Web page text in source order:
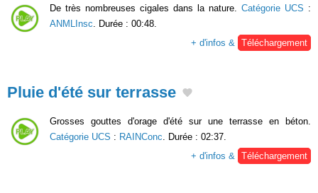
De très nombreuses cigales dans la nature. Catégorie UCS :
ANMLInsc. Durée : 00:48.
+ d'infos & Téléchargement
Pluie d'été sur terrasse
Grosses gouttes d'orage d'été sur une terrasse en béton.
Catégorie UCS : RAINConc . Durée : 02:37.
+ d'infos &
Téléchargement